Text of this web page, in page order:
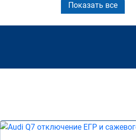
Показать все